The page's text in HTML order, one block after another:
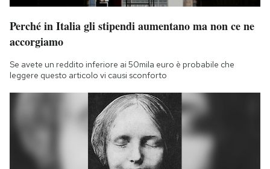
Perché in Italia gli stipendi aumentano ma non ce ne
accorgiamo
Se avete un reddito inferiore ai 50mila euro è probabile che
leggere questo articolo vi causi sconforto